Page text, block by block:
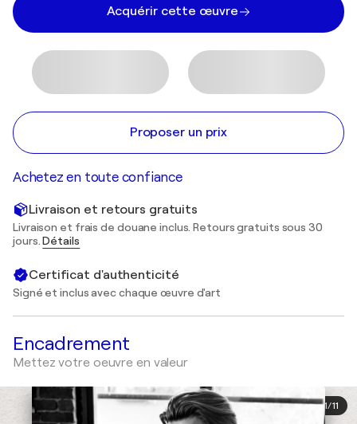
Acquérir cette œuvre
Proposer un prix
Achetez en toute confiance
Livraison et retours gratuits
Livraison et frais de douane inclus. Retours gratuits sous 30
jours.Détails
Certificat d'authenticité
Signé et inclus avec chaque œuvre d'art
Encadrement
Mettez votre oeuvre en valeur
1/11